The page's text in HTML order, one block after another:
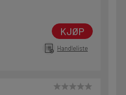
KJØP
Handleliste